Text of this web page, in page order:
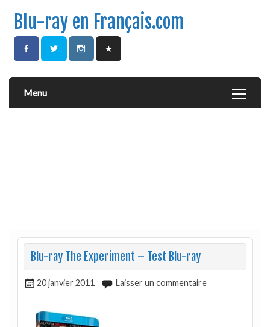
Blu-ray en Français.com
Menu
Blu-ray The Experiment – Test Blu-ray
20 janvier 2011 Laisser un commentaire